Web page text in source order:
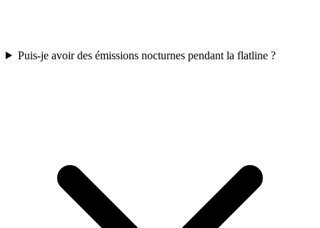
Puis-je avoir des émissions nocturnes pendant la flatline ?